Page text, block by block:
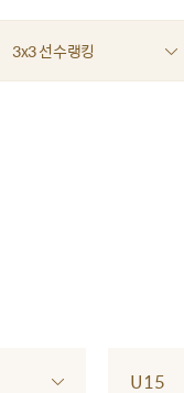
3x3 선수랭킹
U15